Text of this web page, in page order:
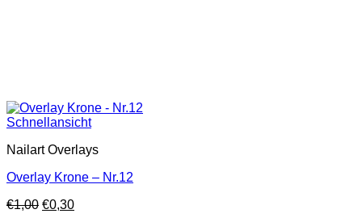
Schnellansicht
Nailart Overlays
Overlay Krone – Nr.12
€1,00 €0,30